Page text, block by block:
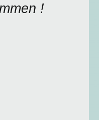
!